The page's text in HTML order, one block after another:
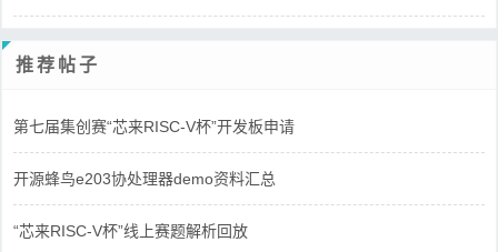
推荐帖子
第七届集创赛“芯来RISC-V杯”开发板申请
开源蜂鸟e203协处理器demo资料汇总
“芯来RISC-V杯”线上赛题解析回放